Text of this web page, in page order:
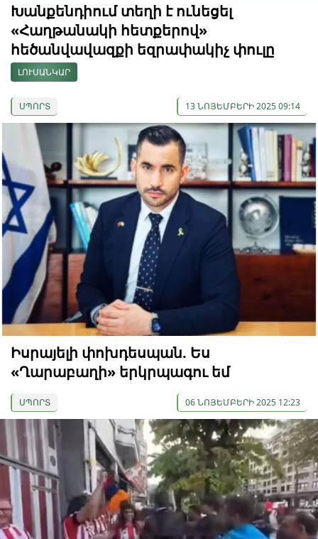
Խանքենդիում տեղի է ունեցել
«Հաղթանակի հետքերով»
հեծանվավազքի եզրափակիչ փուլը
ԼՈՒՍԱՆԿԱՐ
ՍՊՈՐՏ 13 ՆՈՅԵՄԲԵՐԻ 2025 09:14
Իսրայելի փոխդեսպան. Ես
«Ղարաբաղի» երկրպագու եմ
ՍՊՈՐՏ 06 ՆՈՅԵՄԲԵՐԻ 2025 12:23